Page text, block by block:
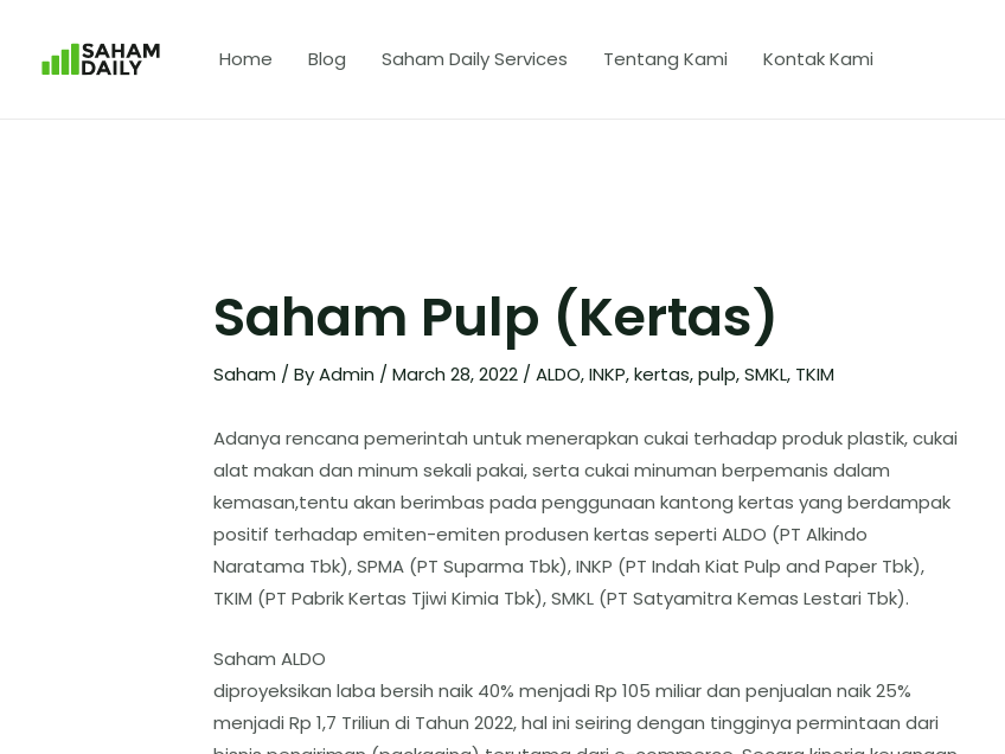
Home Blog Saham Daily Services Tentang Kami Kontak Kami
Saham Pulp (Kertas)
Saham / ByAdmin / March 28, 2022 / ALDO,INKP,kertas,pulp,SMKL, TKIM
Adanya rencana pemerintah untuk menerapkan cukai terhadap produk plastik, cukai
alat makan dan minum sekali pakai, serta cukai minuman berpemanis dalam
kemasan,tentu akan berimbas pada penggunaan kantong kertas yang berdampak
positif terhadap emiten-emiten produsen kertas seperti ALDO (PT Alkindo
Naratama Tbk), SPMA (PT Suparma Tbk), INKP (PT Indah Kiat Pulp and Paper Tbk),
TKIM (PT Pabrik Kertas Tjiwi Kimia Tbk), SMKL (PT Satyamitra Kemas Lestari Tbk).
Saham ALDO
diproyeksikan laba bersih naik 40% menjadi Rp 105 miliar dan penjualan naik 25%
menjadi Rp 1,7 Triliun di Tahun 2022, hal ini seiring dengan tingginya permintaan dari